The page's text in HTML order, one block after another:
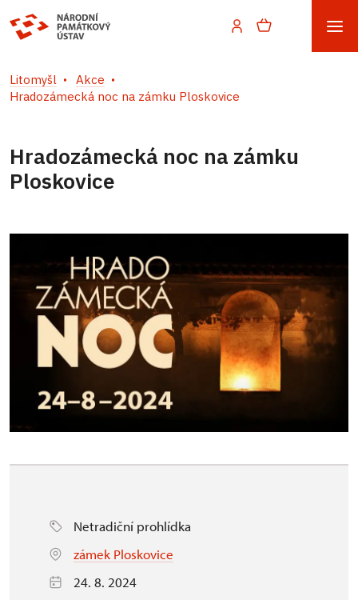
Litomyšl
Akce
Hradozámecká noc na zámku Ploskovice
Hradozámecká noc na zámku
Ploskovice
Netradiční prohlídka
zámek Ploskovice
24. 8. 2024